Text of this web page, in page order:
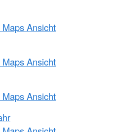
Ansicht
Ansicht
Ansicht